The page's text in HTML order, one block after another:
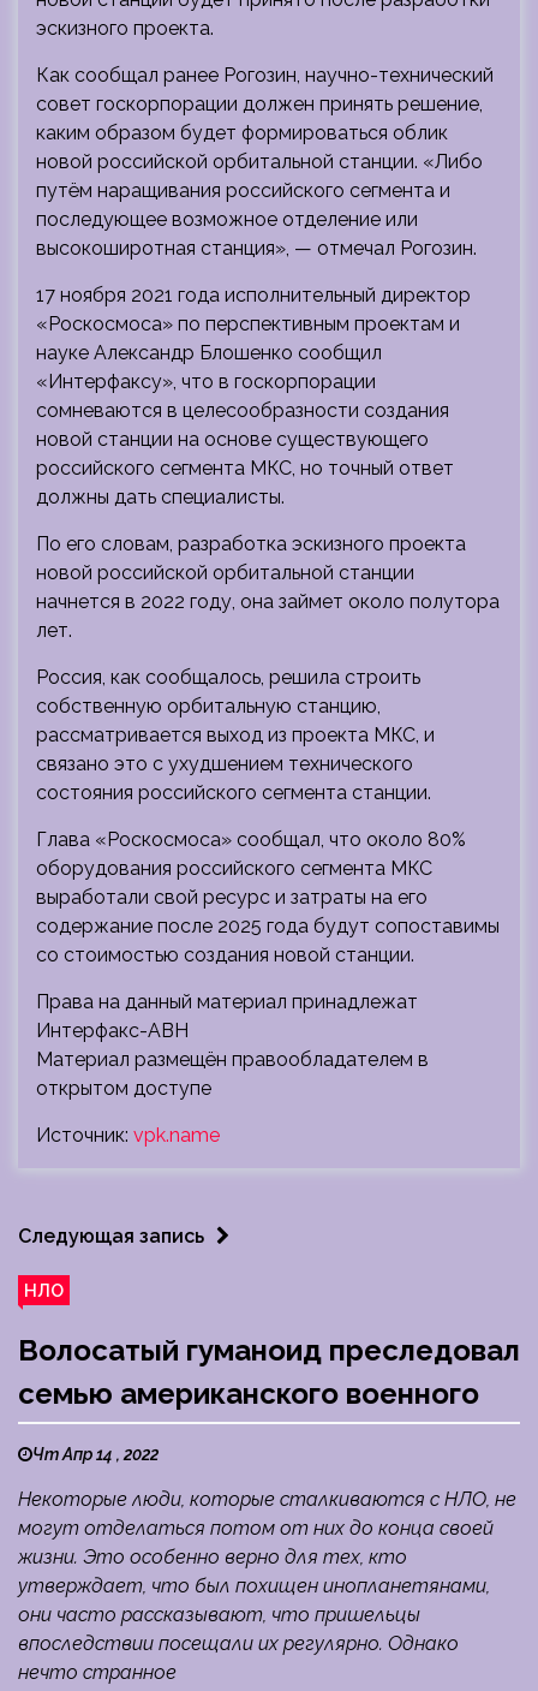
эскизного проекта.
Как сообщал ранее Рогозин, научно-технический
совет госкорпорации должен принять решение,
каким образом будет формироваться облик
новой российской орбитальной станции. «Либо
путём наращивания российского сегмента и
последующее возможное отделение или
высокоширотная станция», — отмечал Рогозин.
17 ноября 2021 года исполнительный директор
«Роскосмоса» по перспективным проектам и
науке Александр Блошенко сообщил
«Интерфаксу», что в госкорпорации
сомневаются в целесообразности создания
новой станции на основе существующего
российского сегмента МКС, но точный ответ
должны дать специалисты.
По его словам, разработка эскизного проекта
новой российской орбитальной станции
начнется в 2022 году, она займет около полутора
лет.
Россия, как сообщалось, решила строить
собственную орбитальную станцию,
рассматривается выход из проекта МКС, и
связано это с ухудшением технического
состояния российского сегмента станции.
Глава «Роскосмоса» сообщал, что около 80%
оборудования российского сегмента МКС
выработали свой ресурс и затраты на его
содержание после 2025 года будут сопоставимы
со стоимостью создания новой станции.
Права на данный материал принадлежат
Интерфакс-АВН
Материал размещён правообладателем в
открытом доступе
Источник: vpk.name
Следующая запись
НЛО
Волосатый гуманоид преследовал
семью американского военного
Чт Апр 14 , 2022
Некоторые люди, которые сталкиваются с НЛО, не
могут отделаться потом от них до конца своей
жизни. Это особенно верно для тех, кто
утверждает, что был похищен инопланетянами,
они часто рассказывают, что пришельцы
впоследствии посещали их регулярно. Однако
нечто странное